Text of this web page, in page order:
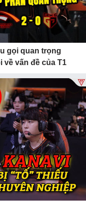
gọi quan trọng
về vấn đề của T1